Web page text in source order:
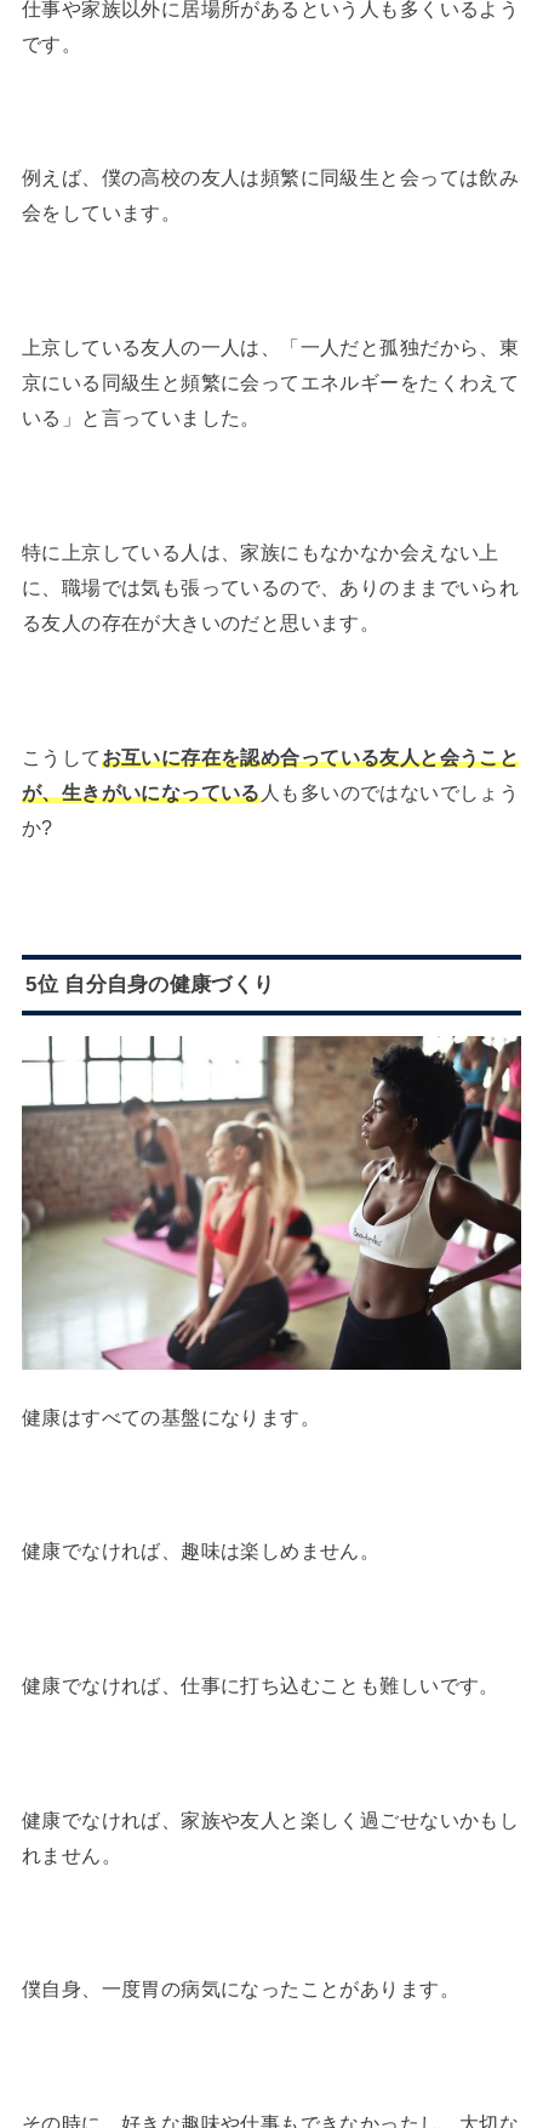
仕事や家族以外に居場所があるという人も多くいるよう
です。
例えば、僕の高校の友人は頻繁に同級生と会っては飲み
会をしています。
上京している友人の一人は、「一人だと孤独だから、東
京にいる同級生と頻繁に会ってエネルギーをたくわえて
いる」と言っていました。
特に上京している人は、家族にもなかなか会えない上
に、職場では気も張っているので、ありのままでいられ
る友人の存在が大きいのだと思います。
こうして お互いに存在を認め合っている友人と会うこと
が、生きがいになっている 人も多いのではないでしょう
か?
5位 自分自身の健康づくり
健康はすべての基盤になります。
健康でなければ、趣味は楽しめません。
健康でなければ、仕事に打ち込むことも難しいです。
健康でなければ、家族や友人と楽しく過ごせないかもし
れません。
僕自身、一度胃の病気になったことがあります。
その時に、好きな趣味や仕事もできなかったし、大切な